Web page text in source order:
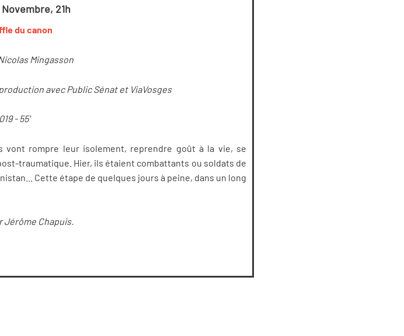
21h
du canon
Mingasson
avec Public Sénat et ViaVosges
- 55'
vont rompre leur isolement, reprendre goût à la vie, se
traumatique. Hier, ils étaient combattants ou soldats de
Cette étape de quelques jours à peine, dans un long
Chapuis.